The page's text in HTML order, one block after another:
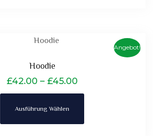
Angebot!
Hoodie
£42.00 – £45.00
Ausführung Wählen